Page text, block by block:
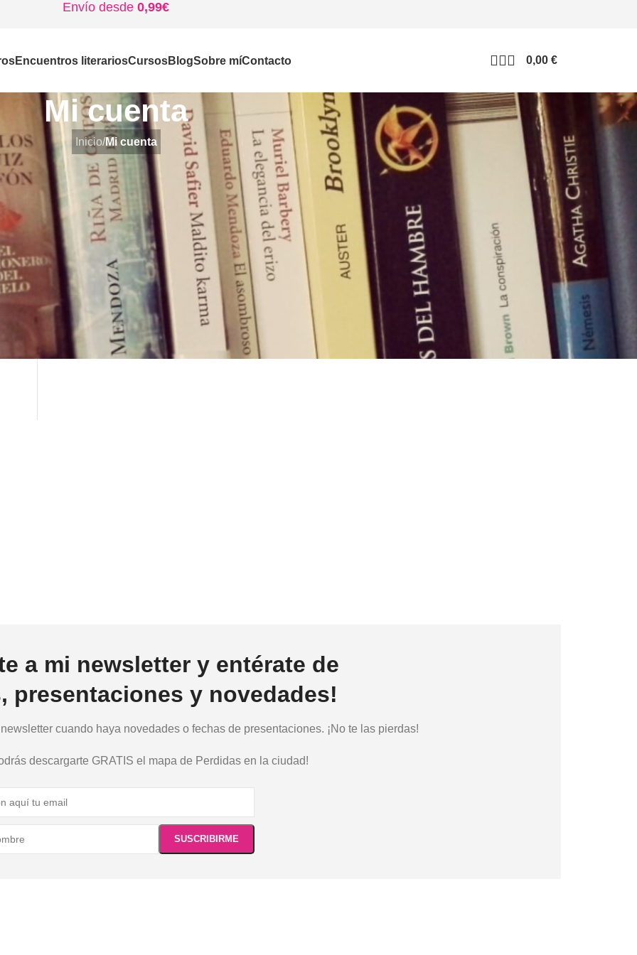
Envío desde 0,99€
Encuentros literariosCursosBlogSobre míContacto 0,00 €
Mi cuenta
Inicio/Mi cuenta
Login
Registrarse en este sitio le permite acceder al estado y al historial de su
pedido. Simplemente complete los campos a continuación y configuraremos
una nueva cuenta para usted en poco tiempo. Sólo te pediremos los datos
necesarios para que el proceso de compra sea más rápido y sencillo.
ACCEDER
a mi newsletter y entérate de
presentaciones y novedades!
cuando haya novedades o fechas de presentaciones. ¡No te las pierdas!
descargarte GRATIS el mapa de Perdidas en la ciudad!